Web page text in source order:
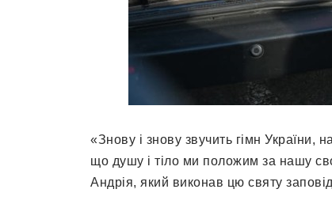
«Знову і знову звучить гімн України,
що душу і тіло ми положим за нашу
Андрія, який виконав цю святу